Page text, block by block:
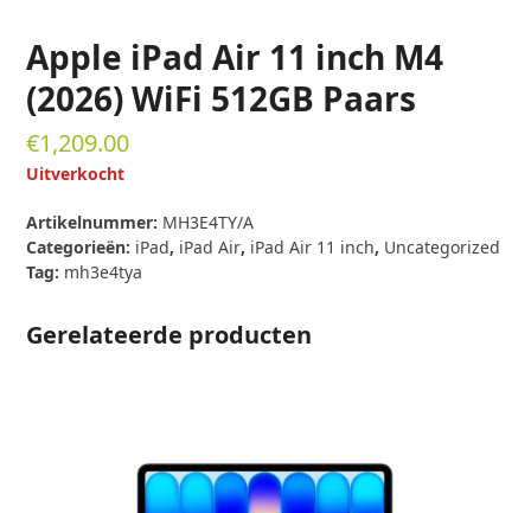
Apple iPad Air 11 inch M4
(2026) WiFi 512GB Paars
€1,209.00
Uitverkocht
Artikelnummer: MH3E4TY/A
Categorieën: iPad, iPad Air, iPad Air 11 inch, Uncategorized
Tag: mh3e4tya
Gerelateerde producten